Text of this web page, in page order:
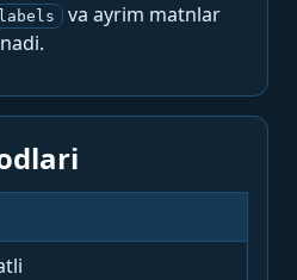
labels
va ayrim matnlar